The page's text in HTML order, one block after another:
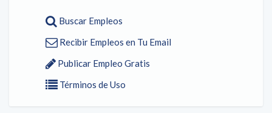
Buscar Empleos
Recibir Empleos en Tu Email
Publicar Empleo Gratis
Términos de Uso